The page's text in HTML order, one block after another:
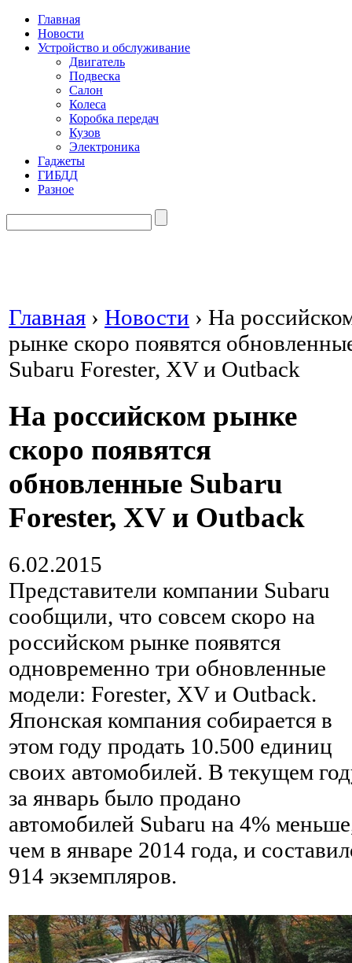
Главная
Новости
Устройство и обслуживание
Двигатель
Подвеска
Салон
Колеса
Коробка передач
Кузов
Электроника
Гаджеты
ГИБДД
Разное
Главная › Новости › На
рынке скоро появятся
Subaru Forester, XV и Outback
На российском рынке
скоро появятся
обновленные Subaru
Forester, XV и Outback
6.02.2015
Представители компании Subaru
сообщили, что совсем скоро на
российском рынке появятся
одновременно три обновленные
модели: Forester, XV и Outback.
Японская компания собирается в
этом году продать 10.500 единиц
своих автомобилей. В текущем
за январь было продано
автомобилей Subaru на 4%
чем в январе 2014 года, и
914 экземпляров.